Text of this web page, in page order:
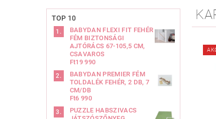
TOP 10
BABYDAN FLEXI FIT FEHÉR
FÉM BIZTONSÁGI
AJTÓRÁCS 67-105,5 CM,
CSAVAROS
Ft19 990
BABYDAN PREMIER FÉM
TOLDALÉK FEHÉR, 2 DB, 7
CM/DB
Ft6 990
PUZZLE HABSZIVACS